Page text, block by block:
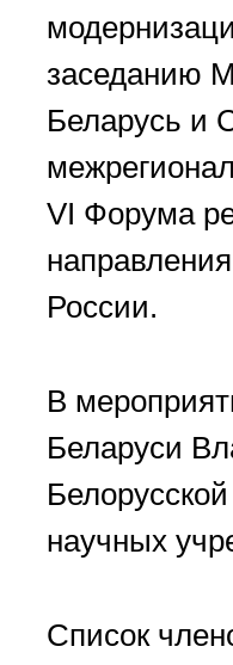
заседанию
Беларусь и
VI Форума
России.
В
Беларуси
научных
Список